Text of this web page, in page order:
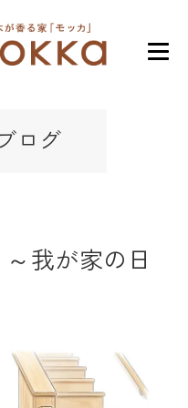
ログ
我が家の日